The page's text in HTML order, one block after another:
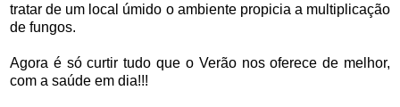
tratar de um local úmido o ambiente propicia a multiplicação
de fungos.
Agora é só curtir tudo que o Verão nos oferece de melhor,
com a saúde em dia!!!